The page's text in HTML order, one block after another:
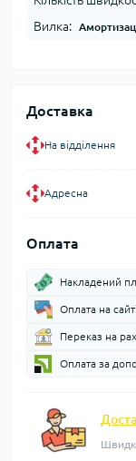
Вилка:
Доставка
На відділення
Адресна
Оплата
Накладений
Оплата на
Переказ на
Оплата за